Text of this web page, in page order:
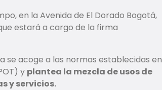
en la Avenida de El Dorado Bogotá,
estará a cargo de la firma
se acoge a las normas establecidas en
y plantea la mezcla de usos de
y servicios.